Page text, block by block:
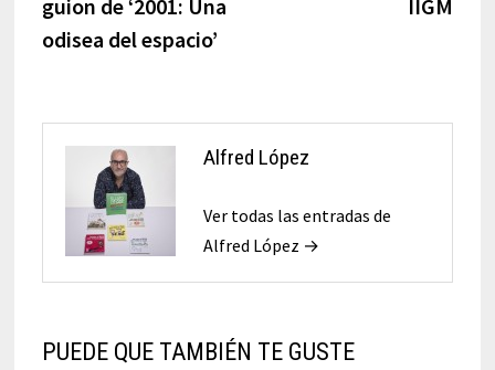
guion de ‘2001: Una
odisea del espacio’
IIGM
Alfred López
Ver todas las entradas de
Alfred López →
PUEDE QUE TAMBIÉN TE GUSTE